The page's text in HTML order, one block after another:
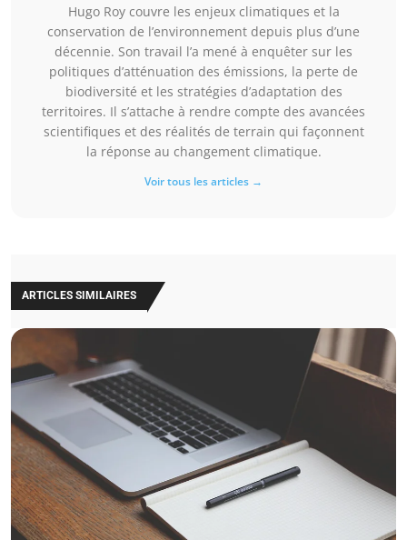
Hugo Roy couvre les enjeux climatiques et la
conservation de l’environnement depuis plus d’une
décennie. Son travail l’a mené à enquêter sur les
politiques d’atténuation des émissions, la perte de
biodiversité et les stratégies d’adaptation des
territoires. Il s’attache à rendre compte des avancées
scientifiques et des réalités de terrain qui façonnent
la réponse au changement climatique.
Voir tous les articles →
ARTICLES SIMILAIRES